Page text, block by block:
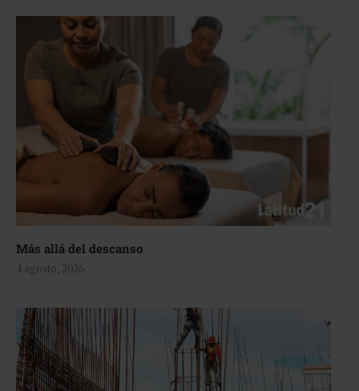
Más allá del descanso
4 agosto, 2026